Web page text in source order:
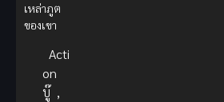
เหล่าภูต
ของเขา
Acti
on
บู๊ ,